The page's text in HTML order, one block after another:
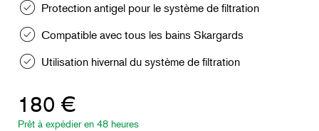
Protection antigel pour le système de filtration
Compatible avec tous les bains Skargards
Utilisation hivernal du système de filtration
180 €
Prêt à expédier en 48 heures